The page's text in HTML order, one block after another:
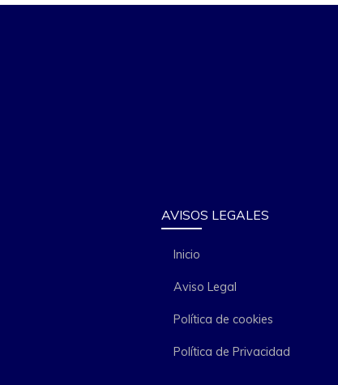
AVISOS LEGALES
Inicio
Aviso Legal
Política de cookies
Política de Privacidad